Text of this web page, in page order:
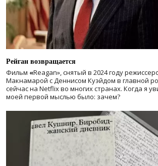
Рейган возвращается
Фильм «Reagan», снятый в 2024 году
Макнамарой с Деннисом Куэйдом в главной
сейчас на Netflix во многих странах. Когда я
моей первой мыслью было: зачем?